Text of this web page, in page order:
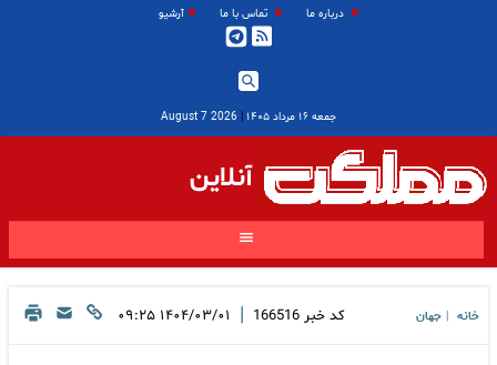
درباره ما تماس با ما آرشیو
جمعه ۱۶ مرداد ۱۴۰۵ |
2026 August 7
آنلاین
خانه جهان کد خبر 166516
| ۱۴۰۴/۰۳/۰۱ ۰۹:۲۵